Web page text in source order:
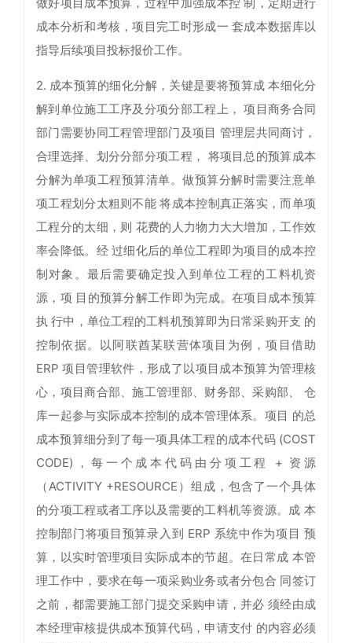
成本分析和考核，项目完工时形成一 套成本数据库以
指导后续项目投标报价工作。
2. 成本预算的细化分解，关键是要将预算成 本细化分
解到单位施工工序及分项分部工程上， 项目商务合同
部门需要协同工程管理部门及项目 管理层共同商讨，
合理选择、划分分部分项工程， 将项目总的预算成本
分解为单项工程预算清单。做预算分解时需要注意单
项工程划分太粗则不能 将成本控制真正落实，而单项
工程分的太细，则 花费的人力物力大大增加，工作效
率会降低。经 过细化后的单位工程即为项目的成本控
制对象。最后需要确定投入到单位工程的工料机资
源，项 目的预算分解工作即为完成。在项目成本预算
执 行中，单位工程的工料机预算即为日常采购开支 的
控制依据。以阿联酋某联营体项目为例，项目借助
ERP 项目管理软件，形成了以项目成本预算为管理核
心，项目商合部、施工管理部、财务部、采购部、 仓
库一起参与实际成本控制的成本管理体系。项目 的总
成本预算细分到了每一项具体工程的成本代码 (COST
CODE)，每一个成本代码由分项工程 + 资源
（ACTIVITY +RESOURCE）组成，包含了一个具体
的分项工程或者工序以及需要的工料机等资源。成 本
控制部门将项目预算录入到 ERP 系统中作为项目 预
算，以实时管理项目实际成本的节超。在日常成 本管
理工作中，要求在每一项采购业务或者分包合 同签订
之前，都需要施工部门提交采购申请，并必 须经由成
本经理审核提供成本预算代码，申请支付 的内容必须